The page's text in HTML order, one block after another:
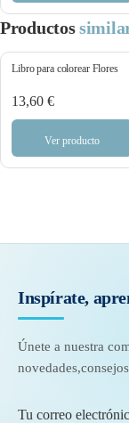
Productos
Libro para colorear Flores
13,60 €
Ver producto
Inspírate,
Únete a nuestra
novedades,
Tu correo